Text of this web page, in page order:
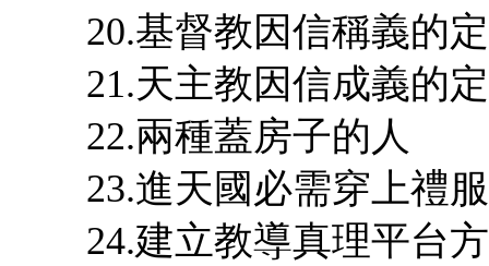
20.基督教因信稱義的
21.天主教因信成義的
22.兩種蓋房子的人
23.進天國必需穿上禮服
24.建立教導真理平台